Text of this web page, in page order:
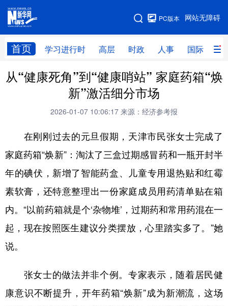
网站无障碍
PC版本
首页 学习进行时 高层 时政 人事 国际 财
网站地图
学习进行时 高层 时政 人事
财经 网评
科技 科创 量子 体育
文化 书画 健康 军事
法律 中央文件 金融 汽车
食品 人居 信息化 数字经济
会展
彩票 娱乐 时尚 悦读
从“健康死角”到“健康哨站” 家庭药箱“焕
新”激活细分市场
2026-01-07 10:06:17 来源：经济参考报
在刚刚过去的元旦假期，天津市民张女士完成了
家庭药箱“焕新”：淘汰了三盒过期感冒药和一瓶开封半
年的碘伏，新增了智能药盒、儿童专用退热贴和红霉
素软膏，还特意整理出一份家庭成员用药清单贴在箱
内。“以前药箱就是个‘杂物堆’，过期药和常用药混在一
起，现在按照医生建议分类摆放，心里踏实多了。”她
说。
张女士的做法并非个例。专家表示，随着居民健
康意识不断提升，开年药箱“焕新”成为新潮流，这场